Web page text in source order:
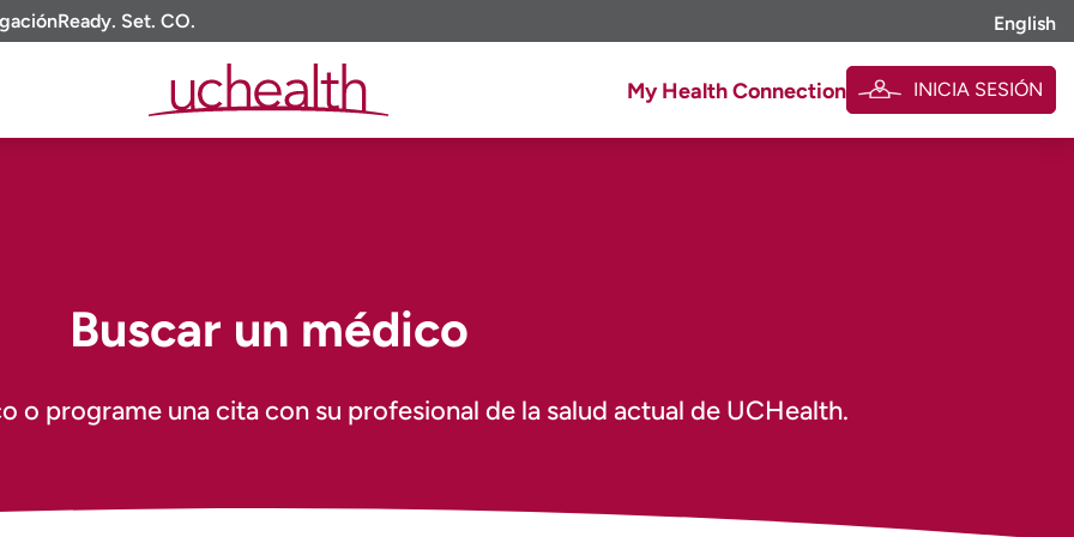
Ready. Set. CO. English
My Health Connection INICIA SESIÓN
Buscar un médico
o programe una cita con su profesional de la salud actual de UCHealth.